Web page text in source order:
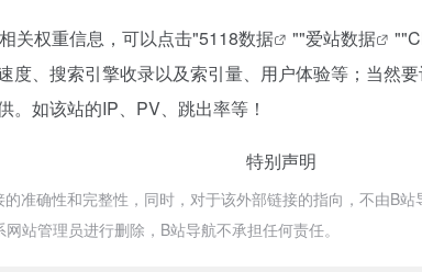
关权重信息，可以点击"5118数据 ""爱站数据 ""
、搜索引擎收录以及索引量、用户体验等；当然
如该站的IP、PV、跳出率等！
特别声明
准确性和完整性，同时，对于该外部链接的指向，不由B
站管理员进行删除，B站导航不承担任何责任。